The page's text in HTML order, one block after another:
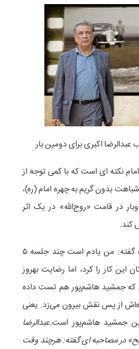
اکبری برای دومین بار
نکته ای است که با کمی توجه از
بدون گریم به چهره امام (ره)،
در قامت «روح‌الله» در یک اثر
کند.
اکبری در مصاحبه ای در این‌باره گفته: من یادم است چند جلسه ۵
این کار را کرد، اما رضایت بهروز
که جمشید هاشم‌پور هم تست داده
از پس نقش بیرون می‌زد. یعنی
جمشید هاشم‌پور است.عبدالرضا
در مصاحبه ای گفته: هرچند وقت